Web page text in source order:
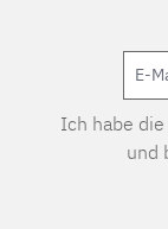
Ich habe die
und